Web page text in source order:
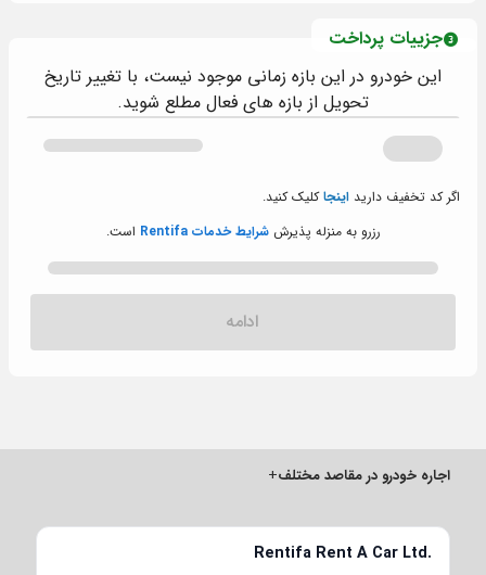
جزییات پرداخت
این خودرو در این بازه زمانی موجود نیست، با تغییر تاریخ
تحویل از بازه های فعال مطلع شوید.
اگر کد تخفیف دارید اینجاکلیک کنید.
رزرو به منزله پذیرششرایط خدمات Rentifa است.
ادامه
اجاره خودرو در مقاصد مختلف+
Rentifa Rent A Car Ltd.